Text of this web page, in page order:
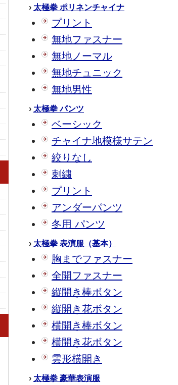
› 太極拳 ポリネンチャイナ
プリント
無地ファスナー
無地ノーマル
無地チュニック
無地男性
› 太極拳 パンツ
ベーシック
チャイナ地模様サテン
絞りなし
刺繍
プリント
アンダーパンツ
冬用 パンツ
› 太極拳 表演服（基本）
胸までファスナー
全開ファスナー
縦開き棒ボタン
縦開き花ボタン
横開き棒ボタン
横開き花ボタン
雲形横開き
› 太極拳 豪華表演服